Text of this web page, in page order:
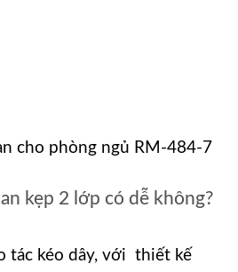
cho phòng ngủ RM-484-7
kẹp 2 lớp có dễ không?
tác kéo dây, với thiết kế